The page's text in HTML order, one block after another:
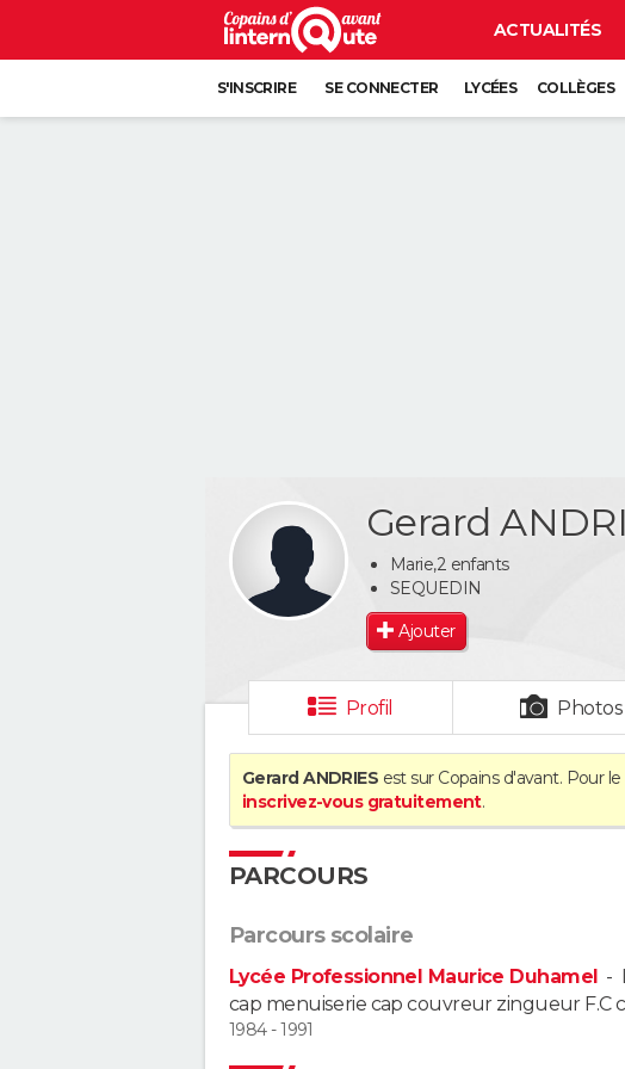
ACTUALITÉS
S'INSCRIRE SE CONNECTER LYCÉES COLLÈGES
Gerard
Marie,2 enfants
SEQUEDIN
Ajouter
Profil Photos
Gerard ANDRIES est sur Copains d'avant. Pour
inscrivez-vous gratuitement.
PARCOURS
Parcours scolaire
Lycée Professionnel Maurice Duhamel -
cap menuiserie cap couvreur zingueur F.C
1984 - 1991